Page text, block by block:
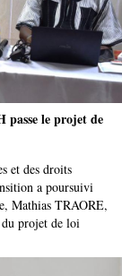
le projet de
et des droits
a poursuivi
Mathias TRAORE,
du projet de loi